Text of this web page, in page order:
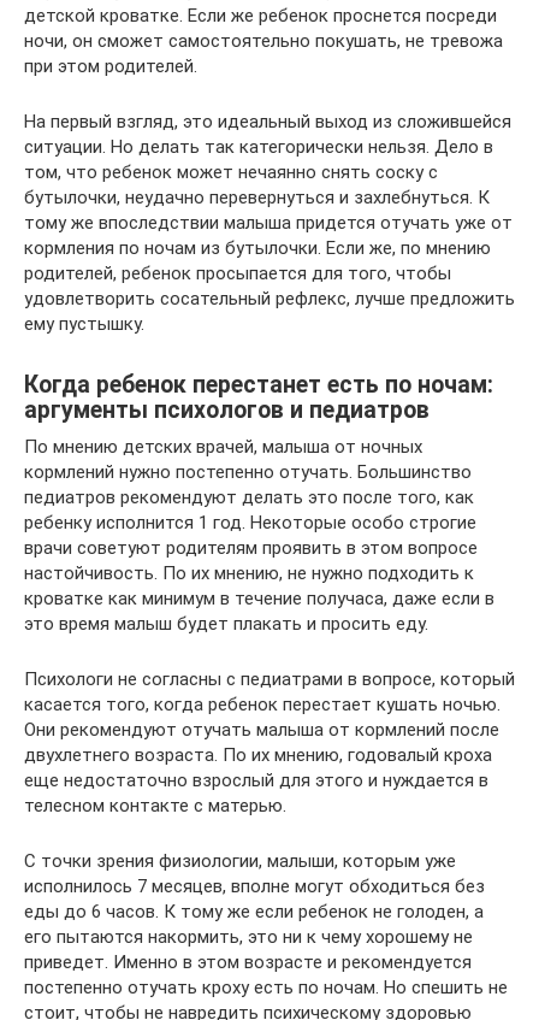
детской кроватке. Если же ребенок проснется посреди
ночи, он сможет самостоятельно покушать, не тревожа
при этом родителей.
На первый взгляд, это идеальный выход из сложившейся
ситуации. Но делать так категорически нельзя. Дело в
том, что ребенок может нечаянно снять соску с
бутылочки, неудачно перевернуться и захлебнуться. К
тому же впоследствии малыша придется отучать уже от
кормления по ночам из бутылочки. Если же, по мнению
родителей, ребенок просыпается для того, чтобы
удовлетворить сосательный рефлекс, лучше предложить
ему пустышку.
Когда ребенок перестанет есть по ночам:
аргументы психологов и педиатров
По мнению детских врачей, малыша от ночных
кормлений нужно постепенно отучать. Большинство
педиатров рекомендуют делать это после того, как
ребенку исполнится 1 год. Некоторые особо строгие
врачи советуют родителям проявить в этом вопросе
настойчивость. По их мнению, не нужно подходить к
кроватке как минимум в течение получаса, даже если в
это время малыш будет плакать и просить еду.
Психологи не согласны с педиатрами в вопросе, который
касается того, когда ребенок перестает кушать ночью.
Они рекомендуют отучать малыша от кормлений после
двухлетнего возраста. По их мнению, годовалый кроха
еще недостаточно взрослый для этого и нуждается в
телесном контакте с матерью.
С точки зрения физиологии, малыши, которым уже
исполнилось 7 месяцев, вполне могут обходиться без
еды до 6 часов. К тому же если ребенок не голоден, а
его пытаются накормить, это ни к чему хорошему не
приведет. Именно в этом возрасте и рекомендуется
постепенно отучать кроху есть по ночам. Но спешить не
стоит, чтобы не навредить психическому здоровью